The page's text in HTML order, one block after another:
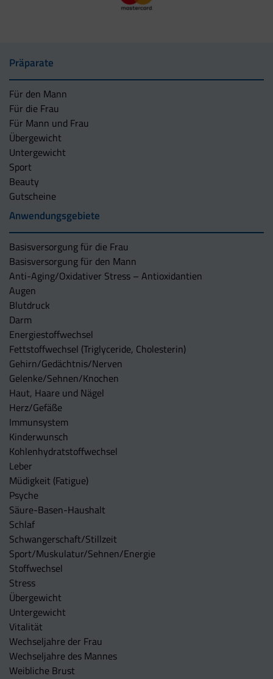
Präparate
Für den Mann
Für die Frau
Für Mann und Frau
Übergewicht
Untergewicht
Sport
Beauty
Gutscheine
Anwendungsgebiete
Basisversorgung für die Frau
Basisversorgung für den Mann
Anti-Aging/Oxidativer Stress – Antioxidantien
Augen
Blutdruck
Darm
Energiestoffwechsel
Fettstoffwechsel (Triglyceride, Cholesterin)
Gehirn/Gedächtnis/Nerven
Gelenke/Sehnen/Knochen
Haut, Haare und Nägel
Herz/Gefäße
Immunsystem
Kinderwunsch
Kohlenhydratstoffwechsel
Leber
Müdigkeit (Fatigue)
Psyche
Säure-Basen-Haushalt
Schlaf
Schwangerschaft/Stillzeit
Sport/Muskulatur/Sehnen/Energie
Stoffwechsel
Stress
Übergewicht
Untergewicht
Vitalität
Wechseljahre der Frau
Wechseljahre des Mannes
Weibliche Brust